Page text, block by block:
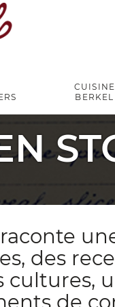
CUISINE
BERKEL
des
de